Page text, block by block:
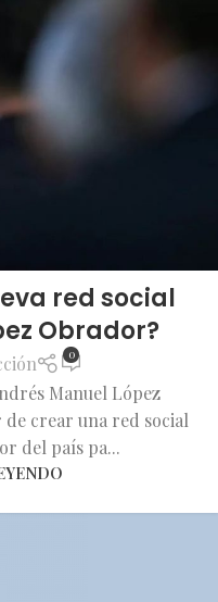
red social
Obrador?
0
Manuel López
crear una red social
del país pa...